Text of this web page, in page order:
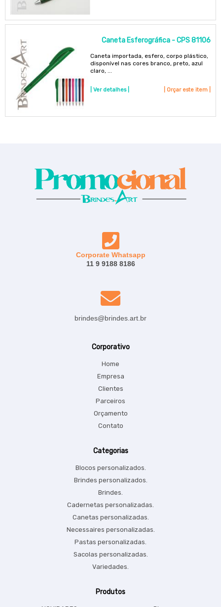
Caneta Esferográfica - CPS 81106
Caneta importada, esfero, corpo plástico,
disponível nas cores branco, preto, azul
claro, ...
| Ver detalhes | | Orçar este item |
Corporate Whatsapp
11 9 9188 8186
brindes@brindes.art.br
Corporativo
Home
Empresa
Clientes
Parceiros
Orçamento
Contato
Categorias
Blocos personalizados.
Brindes personalizados.
Brindes.
Cadernetas personalizadas.
Canetas personalizadas.
Necessaires personalizadas.
Pastas personalizadas.
Sacolas personalizadas.
Variedades.
Produtos